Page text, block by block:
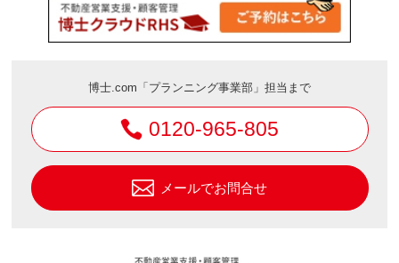
博士.com「プランニング事業部」担当まで
0120-965-805
メールでお問合せ